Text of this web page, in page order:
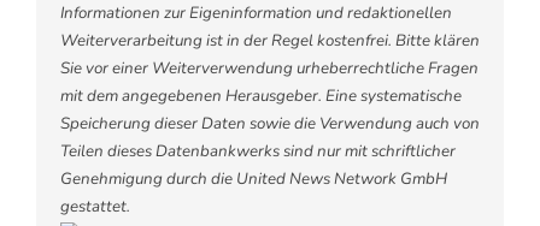
Informationen zur Eigeninformation und redaktionellen
Weiterverarbeitung ist in der Regel kostenfrei. Bitte klären
Sie vor einer Weiterverwendung urheberrechtliche Fragen
mit dem angegebenen Herausgeber. Eine systematische
Speicherung dieser Daten sowie die Verwendung auch von
Teilen dieses Datenbankwerks sind nur mit schriftlicher
Genehmigung durch die United News Network GmbH
gestattet.